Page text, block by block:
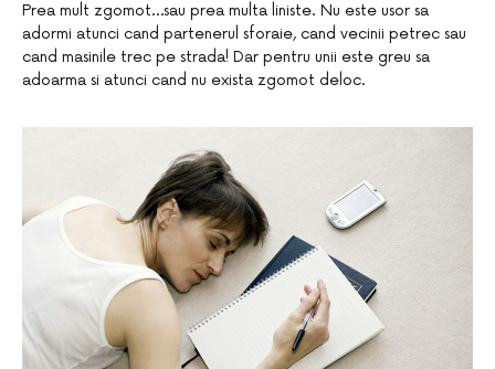
Prea mult zgomot…sau prea multa liniste. Nu este usor sa
adormi atunci cand partenerul sforaie, cand vecinii petrec sau
cand masinile trec pe strada! Dar pentru unii este greu sa
adoarma si atunci cand nu exista zgomot deloc.